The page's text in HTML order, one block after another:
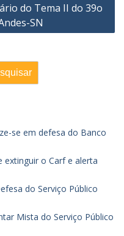
do Tema II do 39o
SN
se em defesa do Banco
extinguir o Carf e alerta
do Serviço Público
Mista do Serviço Público